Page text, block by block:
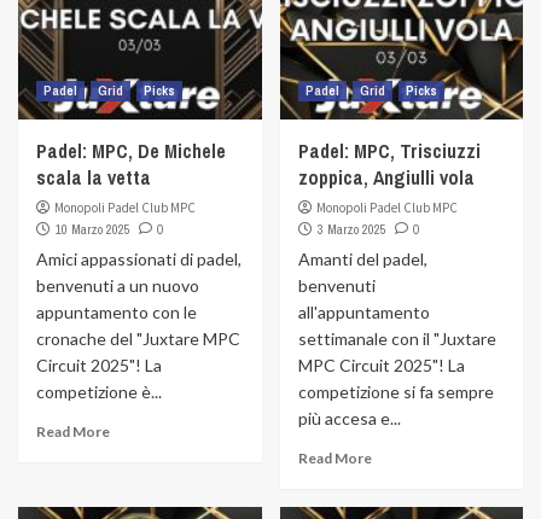
Padel Grid Picks
Padel: MPC, De Michele
scala la vetta
Monopoli Padel Club MPC
10 Marzo 2025
0
Amici appassionati di padel,
benvenuti a un nuovo
appuntamento con le
cronache del "Juxtare MPC
Circuit 2025"! La
competizione è...
Read More
Padel Grid Picks
Padel: MPC, Trisciuzzi
zoppica, Angiulli vola
Monopoli Padel Club MPC
3 Marzo 2025
0
Amanti del padel,
benvenuti
all'appuntamento
settimanale con il "Juxtare
MPC Circuit 2025"! La
competizione si fa sempre
più accesa e...
Read More